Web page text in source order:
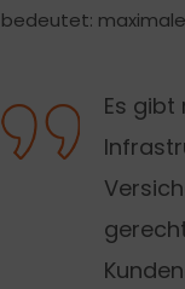
bedeutet:
Es